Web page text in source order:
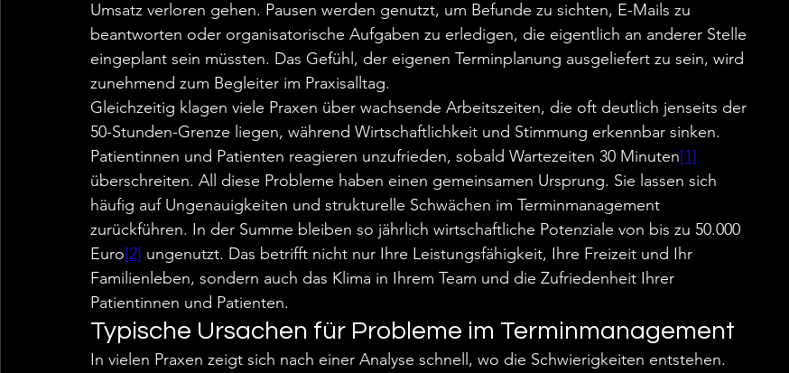
Umsatz verloren gehen. Pausen werden genutzt, um Befunde zu sichten, E-Mails zu
beantworten oder organisatorische Aufgaben zu erledigen, die eigentlich an anderer Stelle
eingeplant sein müssten. Das Gefühl, der eigenen Terminplanung ausgeliefert zu sein, wird
zunehmend zum Begleiter im Praxisalltag.
Gleichzeitig klagen viele Praxen über wachsende Arbeitszeiten, die oft deutlich jenseits der
50-Stunden-Grenze liegen, während Wirtschaftlichkeit und Stimmung erkennbar sinken.
Patientinnen und Patienten reagieren unzufrieden, sobald Wartezeiten 30 Minuten[1]
überschreiten. All diese Probleme haben einen gemeinsamen Ursprung. Sie lassen sich
häufig auf Ungenauigkeiten und strukturelle Schwächen im Terminmanagement
zurückführen. In der Summe bleiben so jährlich wirtschaftliche Potenziale von bis zu 50.000
Euro[2] ungenutzt. Das betrifft nicht nur Ihre Leistungsfähigkeit, Ihre Freizeit und Ihr
Familienleben, sondern auch das Klima in Ihrem Team und die Zufriedenheit Ihrer
Patientinnen und Patienten.
Typische Ursachen für Probleme im Terminmanagement
In vielen Praxen zeigt sich nach einer Analyse schnell, wo die Schwierigkeiten entstehen.